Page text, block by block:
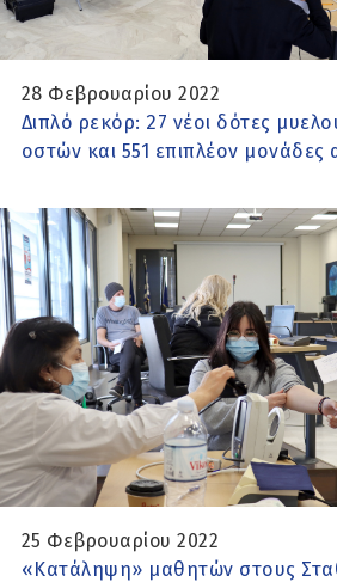
28 Φεβρουαρίου 2022
Διπλό ρεκόρ: 27 νέοι δότες
οστών και 551 επιπλέον μονάδες
25 Φεβρουαρίου 2022
«Κατάληψη» μαθητών στους